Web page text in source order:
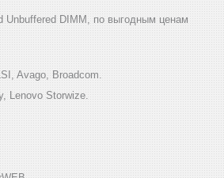
Unbuffered DIMM, по выгодным ценам
Avago, Broadcom.
Lenovo Storwize.